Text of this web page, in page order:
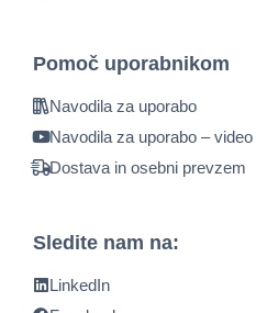
Pomoč uporabnikom
Navodila za uporabo
Navodila za uporabo – video
Dostava in osebni prevzem
Sledite nam na:
LinkedIn